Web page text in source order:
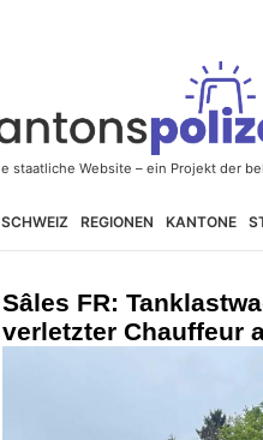
SCHWEIZ REGIONEN KANTONE
Sâles FR:
verletzter Chauffeur